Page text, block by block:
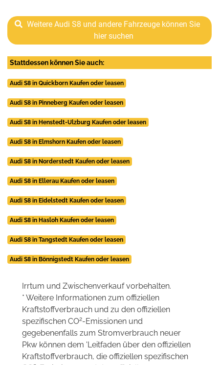
Weitere Audi S8 und andere Fahrzeuge können Sie
hier suchen
Stattdessen können Sie auch:
Audi S8 in Quickborn Kaufen oder leasen
Audi S8 in Pinneberg Kaufen oder leasen
Audi S8 in Henstedt-Ulzburg Kaufen oder leasen
Audi S8 in Elmshorn Kaufen oder leasen
Audi S8 in Norderstedt Kaufen oder leasen
Audi S8 in Ellerau Kaufen oder leasen
Audi S8 in Eidelstedt Kaufen oder leasen
Audi S8 in Hasloh Kaufen oder leasen
Audi S8 in Tangstedt Kaufen oder leasen
Audi S8 in Bönnigstedt Kaufen oder leasen
Irrtum und Zwischenverkauf vorbehalten.
* Weitere Informationen zum offiziellen
Kraftstoffverbrauch und zu den offiziellen
spezifischen CO2-Emissionen und
gegebenenfalls zum Stromverbrauch neuer
Pkw können dem 'Leitfaden über den offiziellen
Kraftstoffverbrauch, die offiziellen spezifischen